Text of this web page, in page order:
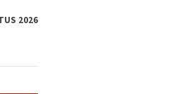
2026